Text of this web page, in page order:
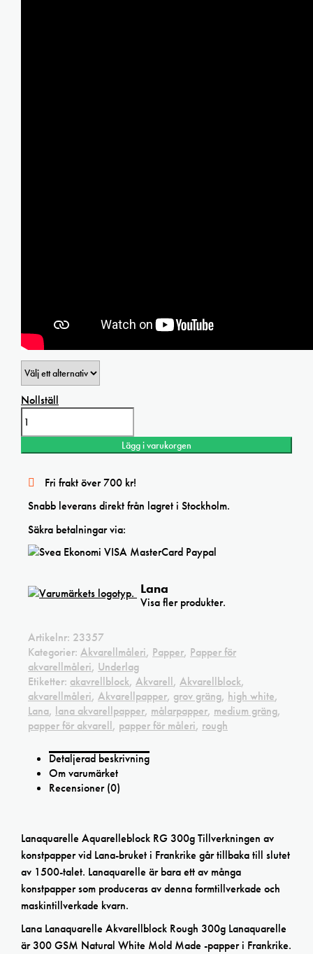
Nollställ
Lanaquarelle
Aquarelleblock
RG
300g
Lägg i varukorgen
Fri frakt över 700 kr!
Snabb leverans direkt från lagret i Stockholm.
Säkra betalningar via:
Lana
Visa fler produkter.
Artikelnr: 23357
Kategorier: Akvarellmåleri, Papper, Papper för
akvarellmåleri, Underlag
Etiketter: akavrellblock, Akvarell, Akvarellblock,
akvarellmåleri, Akvarellpapper, grov gräng, high white,
Lana, lana akvarellpapper, målarpapper, medium gräng,
papper för akvarell, papper för måleri, rough
Detaljerad beskrivning
Om varumärket
Recensioner (0)
Lanaquarelle Aquarelleblock RG 300g Tillverkningen av
konstpapper vid Lana-bruket i Frankrike går tillbaka till slutet
av 1500-talet. Lanaquarelle är bara ett av många
konstpapper som produceras av denna formtillverkade och
maskintillverkade kvarn.
Lana Lanaquarelle Akvarellblock Rough 300g Lanaquarelle
är 300 GSM Natural White Mold Made -papper i Frankrike.